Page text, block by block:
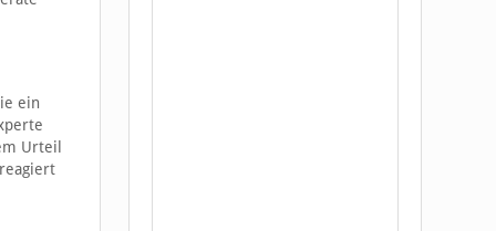
ein
Urteil